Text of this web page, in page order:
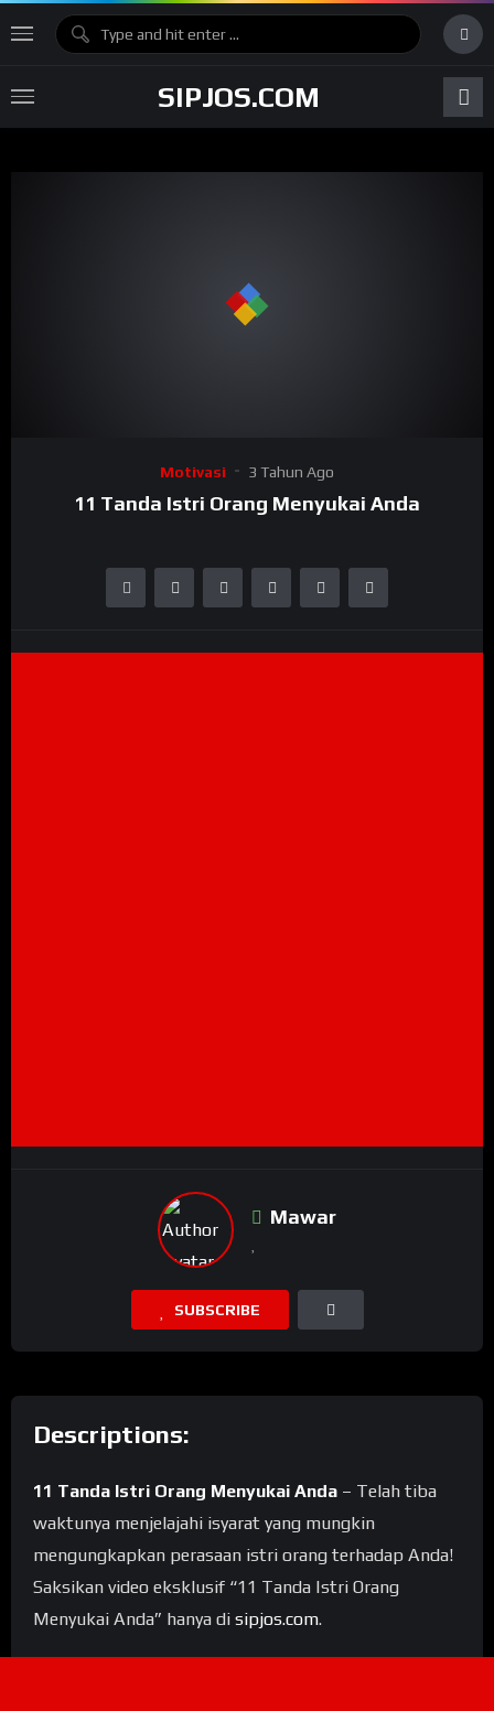
SIPJOS.COM
Motivasi 3 Tahun Ago
11 Tanda Istri Orang Menyukai Anda
Mawar
SUBSCRIBE
Descriptions:
11 Tanda Istri Orang Menyukai Anda – Telah tiba
waktunya menjelajahi isyarat yang mungkin
mengungkapkan perasaan istri orang terhadap Anda!
Saksikan video eksklusif “11 Tanda Istri Orang
Menyukai Anda” hanya di sipjos.com.